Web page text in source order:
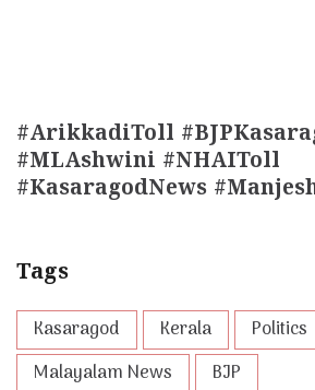
#ArikkadiToll
#MLAshwini #NHAIToll
#KasaragodNews
Tags
Kasaragod Kerala Politics
Malayalam News
BJP